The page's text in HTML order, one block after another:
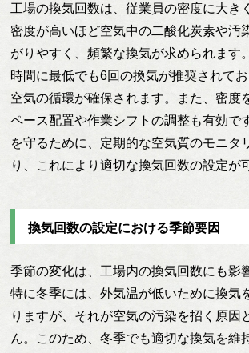
工場の換気回数は、従業員の密度に大き
密度が高いほど空気中の二酸化炭素や汚
がりやすく、頻繁な換気が求められます
時間に最低でも6回の換気が推奨されて
空気の循環が確保されます。また、密度
ペース配置や作業シフトの調整も有効で
を守るために、定期的な空気質のモニタ
り、これにより適切な換気回数の設定が
換気回数の設定における季節要因
季節の変化は、工場内の換気回数にも影
特に冬季には、外気温が低いために換気
りますが、それが空気の汚染を招く原因
ん。このため、冬季でも適切な換気を維